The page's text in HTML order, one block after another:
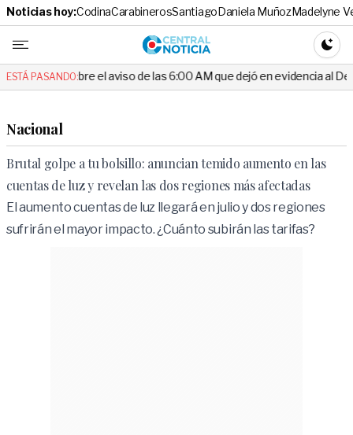
Noticias hoy:CodinaCarabinerosSantiagoDaniela MuñozMadelyne
Central
ESTÁ PASANDO:
el aviso de las 6:00 AM que dejó en evidencia al Delegado
Nacional
Brutal golpe a tu bolsillo: anuncian temido aumento en las
cuentas de luz y revelan las dos regiones más afectadas
El aumento cuentas de luz llegará en julio y dos regiones
sufrirán el mayor impacto. ¿Cuánto subirán las tarifas?